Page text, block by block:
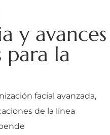
y avances
la
facial avanzada,
de la línea